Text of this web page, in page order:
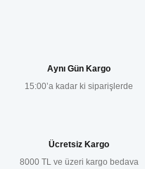
Ürün resmi kalitesiz, bozuk
Ürün fiyatı diğer sitelerden
Aynı Gün Kargo
15:00’a kadar ki siparişlerde
Ücretsiz Kargo
8000 TL ve üzeri kargo bedava